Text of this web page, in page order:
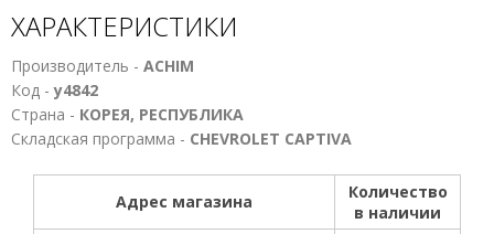
ХАРАКТЕРИСТИКИ
Производитель - ACHIM
Код -у4842
Страна - КОРЕЯ, РЕСПУБЛИКА
Складская программа - CHEVROLET CAPTIVA
Адрес магазина
Количество
в наличии